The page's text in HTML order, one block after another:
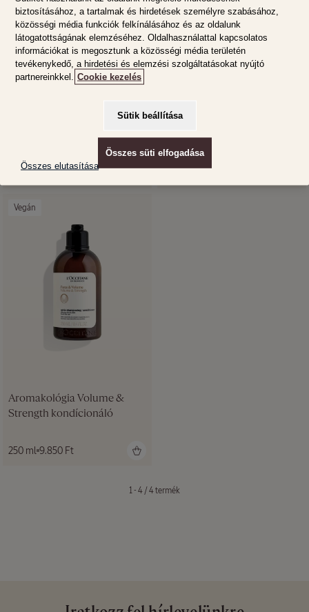
:
Aromakológia Volume &
Strength sampon öko-
Normál
ár
Utántöltő 500 ml 13.200 Ft
Aromakológia Volume &
Strength sampon
ár
Vegán
Aromakológia Volume &
Strength kondícionáló
Normál
250 ml 9.850 Ft
1 - 4 / 4 termék
biztosításához, a tartalmak és hirdetések személyre szabásához,
közösségi média funkciók felkínálásához és az oldalunk
látogatottságának elemzéséhez. Oldalhasználattal kapcsolatos
információkat is megosztunk a közösségi média területén
tevékenykedő, a hirdetési és elemzési szolgáltatásokat nyújtó
partnereinkkel.
Cookie kezelés
Sütik beállítása
Összes elutasítása
Összes süti elfogadása